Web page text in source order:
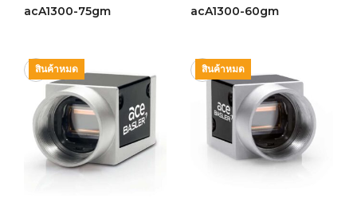
ให้
คะแนน
acA1300-75gm
ให้
คะแนน
acA1300-60gm
สินค้าหมด สินค้าหมด